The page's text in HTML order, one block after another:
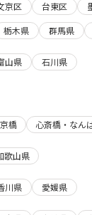
京区 台東区
栃木県 群馬県
山県 石川県
橋 心斎橋・なん
歌山県
川県 愛媛県